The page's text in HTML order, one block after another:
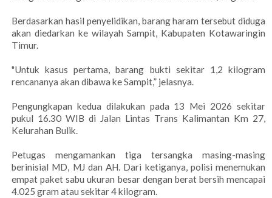
Berdasarkan hasil penyelidikan, barang haram tersebut diduga
akan diedarkan ke wilayah Sampit, Kabupaten Kotawaringin
Timur.
"Untuk kasus pertama, barang bukti sekitar 1,2 kilogram
rencananya akan dibawa ke Sampit,” jelasnya.
Pengungkapan kedua dilakukan pada 13 Mei 2026 sekitar
pukul 16.30 WIB di Jalan Lintas Trans Kalimantan Km 27,
Kelurahan Bulik.
Petugas mengamankan tiga tersangka masing-masing
berinisial MD, MJ dan AH. Dari ketiganya, polisi menemukan
empat paket sabu ukuran besar dengan berat bersih mencapai
4.025 gram atau sekitar 4 kilogram.